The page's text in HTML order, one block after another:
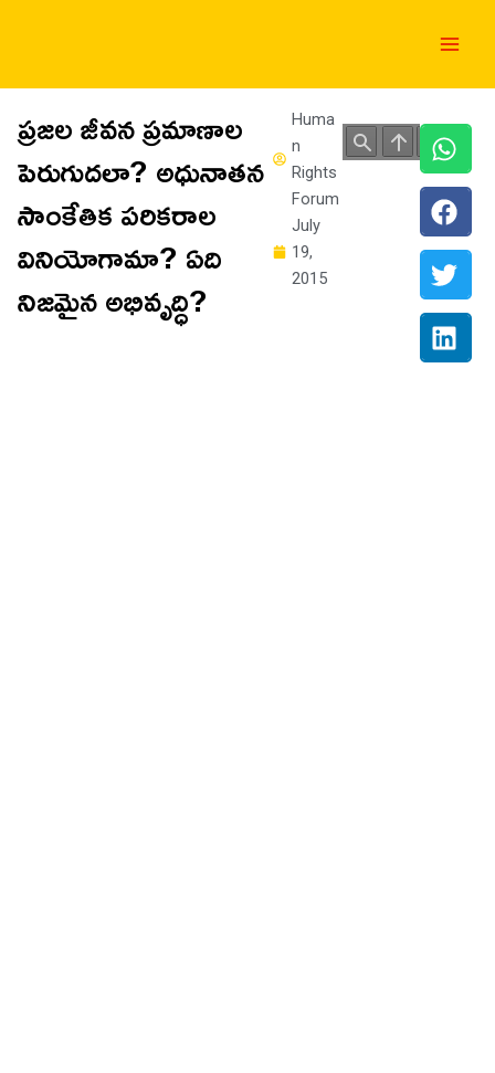
ప్రజల జీవన ప్రమాణాల
పెరుగుదలా? అధునాతన
సాంకేతిక పరికరాల
వినియోగామా? ఏది
నిజమైన అభివృద్ధి?
Huma
n
Rights
Forum
July
19,
2015